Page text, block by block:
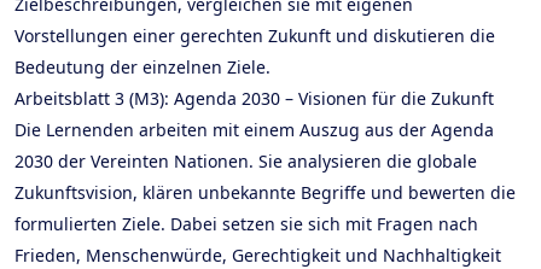
Vorstellungen einer gerechten Zukunft und diskutieren die
Bedeutung der einzelnen Ziele.
Arbeitsblatt 3 (M3): Agenda 2030 – Visionen für die Zukunft
Die Lernenden arbeiten mit einem Auszug aus der Agenda
2030 der Vereinten Nationen. Sie analysieren die globale
Zukunftsvision, klären unbekannte Begriffe und bewerten die
formulierten Ziele. Dabei setzen sie sich mit Fragen nach
Frieden, Menschenwürde, Gerechtigkeit und Nachhaltigkeit